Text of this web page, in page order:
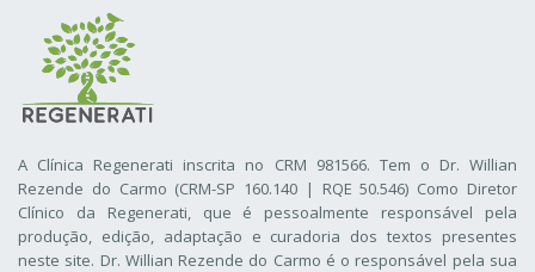
A Clínica Regenerati inscrita no CRM 981566. Tem o Dr. Willian
Rezende do Carmo (CRM-SP 160.140 | RQE 50.546) Como Diretor
Clínico da Regenerati, que é pessoalmente responsável pela
produção, edição, adaptação e curadoria dos textos presentes
neste site. Dr. Willian Rezende do Carmo é o responsável pela sua